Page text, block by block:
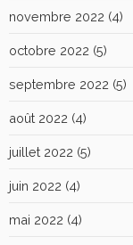
novembre 2022 (4)
octobre 2022 (5)
septembre 2022 (5)
août 2022 (4)
juillet 2022 (5)
juin 2022 (4)
mai 2022 (4)